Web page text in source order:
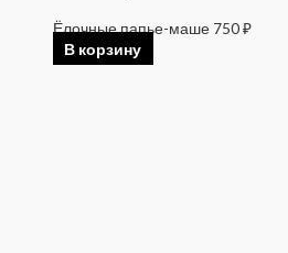
Ёлочные папье-маше 750₽
В корзину